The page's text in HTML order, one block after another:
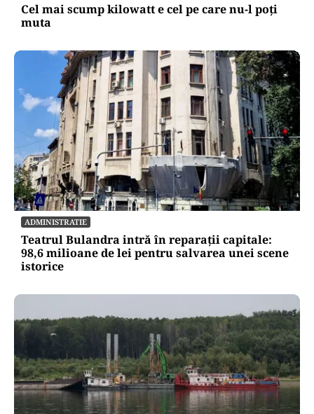
Cel mai scump kilowatt e cel pe care nu-l poți
muta
ADMINISTRATIE
Teatrul Bulandra intră în reparații capitale:
98,6 milioane de lei pentru salvarea unei scene
istorice